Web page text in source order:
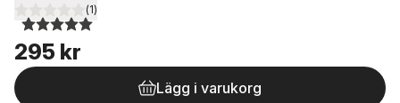
5,0utav 5 stjärnor. Totalt antal röster:
(1)
295 kr
Lägg i varukorg